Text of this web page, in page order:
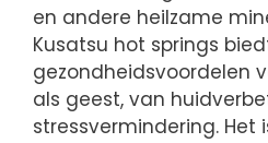
en andere heilzame
Kusatsu hot springs
gezondheidsvoordelen
als geest, van
stressvermindering. Het